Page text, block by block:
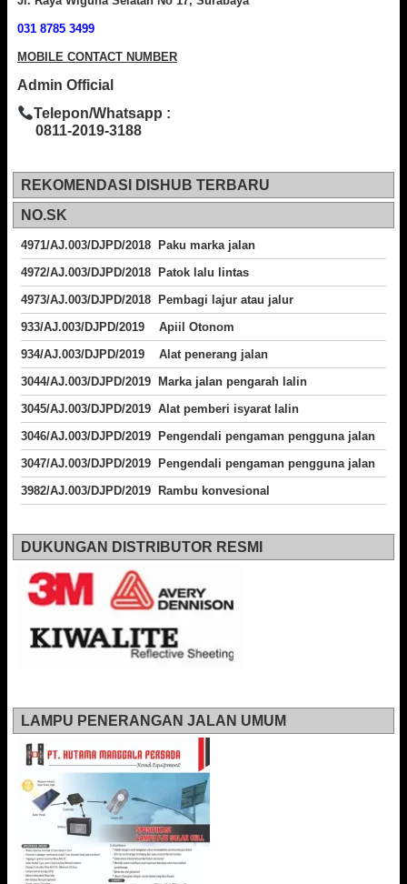
031 8785 3499
MOBILE CONTACT NUMBER
Admin Official
Telepon/Whatsapp :
0811-2019-3188
REKOMENDASI DISHUB TERBARU
NO.SK
4971/AJ.003/DJPD/2018 Paku marka jalan
4972/AJ.003/DJPD/2018 Patok lalu lintas
4973/AJ.003/DJPD/2018
Pembagi lajur atau jalur
933/AJ.003/DJPD/2019 Apiil Otonom
934/AJ.003/DJPD/2019 Alat penerang jalan
3044/AJ.003/DJPD/2019 Marka jalan pengarah lalin
3045/AJ.003/DJPD/2019 Alat pemberi isyarat lalin
3046/AJ.003/DJPD/2019 Pengendali pengaman pengguna jalan
3047/AJ.003/DJPD/2019 Pengendali pengaman pengguna jalan
3982/AJ.003/DJPD/2019 Rambu konvesional
DUKUNGAN DISTRIBUTOR RESMI
LAMPU PENERANGAN JALAN UMUM